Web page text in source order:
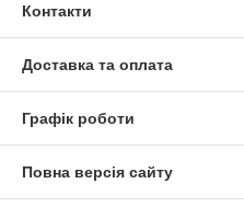
Контакти
Доставка та оплата
Графік роботи
Повна версія сайту